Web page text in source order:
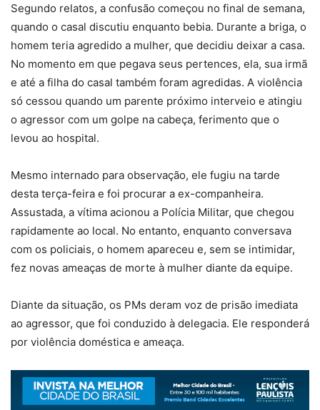
Segundo relatos, a confusão começou no final de semana,
quando o casal discutiu enquanto bebia. Durante a briga, o
homem teria agredido a mulher, que decidiu deixar a casa.
No momento em que pegava seus pertences, ela, sua irmã
e até a filha do casal também foram agredidas. A violência
só cessou quando um parente próximo interveio e atingiu
o agressor com um golpe na cabeça, ferimento que o
levou ao hospital.
Mesmo internado para observação, ele fugiu na tarde
desta terça-feira e foi procurar a ex-companheira.
Assustada, a vítima acionou a Polícia Militar, que chegou
rapidamente ao local. No entanto, enquanto conversava
com os policiais, o homem apareceu e, sem se intimidar,
fez novas ameaças de morte à mulher diante da equipe.
Diante da situação, os PMs deram voz de prisão imediata
ao agressor, que foi conduzido à delegacia. Ele responderá
por violência doméstica e ameaça.